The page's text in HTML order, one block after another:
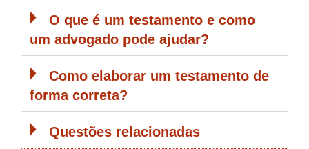
O que é um testamento e como
um advogado pode ajudar?
Como elaborar um testamento de
forma correta?
Questões relacionadas